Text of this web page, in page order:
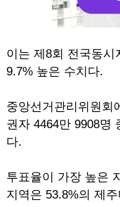
이는 제8회 전국동시
9.7% 높은 수치다.
중앙선거관리위원회
권자 4464만 9908명
다.
투표율이 가장 높은
지역은 53.8%의 제주